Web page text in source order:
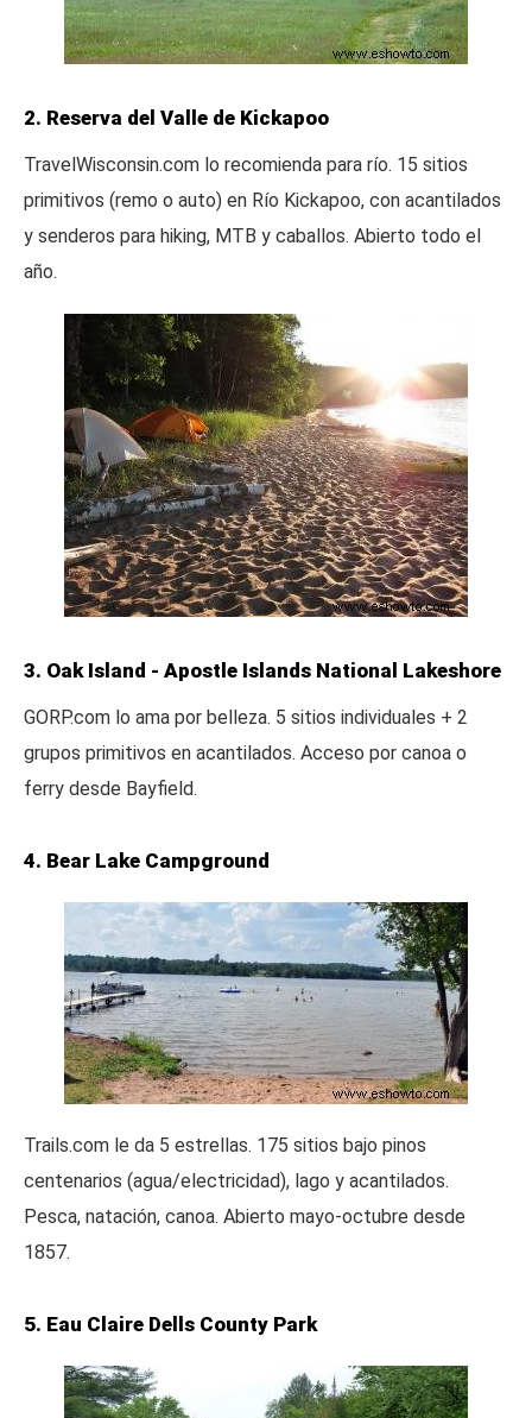
2. Reserva del Valle de Kickapoo
TravelWisconsin.com lo recomienda para río. 15 sitios
primitivos (remo o auto) en Río Kickapoo, con acantilados
y senderos para hiking, MTB y caballos. Abierto todo el
año.
3. Oak Island - Apostle Islands National Lakeshore
GORP.com lo ama por belleza. 5 sitios individuales + 2
grupos primitivos en acantilados. Acceso por canoa o
ferry desde Bayfield.
4. Bear Lake Campground
Trails.com le da 5 estrellas. 175 sitios bajo pinos
centenarios (agua/electricidad), lago y acantilados.
Pesca, natación, canoa. Abierto mayo-octubre desde
1857.
5. Eau Claire Dells County Park